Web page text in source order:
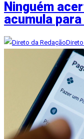
Ninguém
acumula